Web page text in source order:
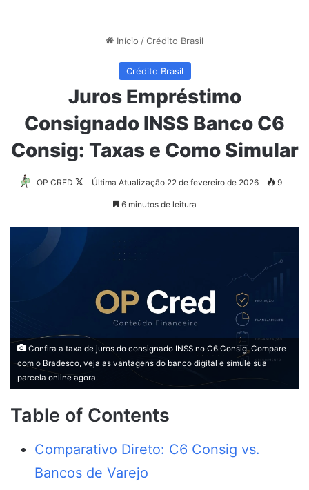
Início /Crédito Brasil
Crédito Brasil
Juros Empréstimo
Consignado INSS Banco C6
Consig: Taxas e Como Simular
OP CRED
Follow
Última Atualização 22 de fevereiro de 2026 9
6 minutos de leitura
Confira a taxa de juros do consignado INSS no C6 Consig. Compare
com o Bradesco, veja as vantagens do banco digital e simule sua
parcela online agora.
Table of Contents
Comparativo Direto: C6 Consig vs.
Bancos de Varejo